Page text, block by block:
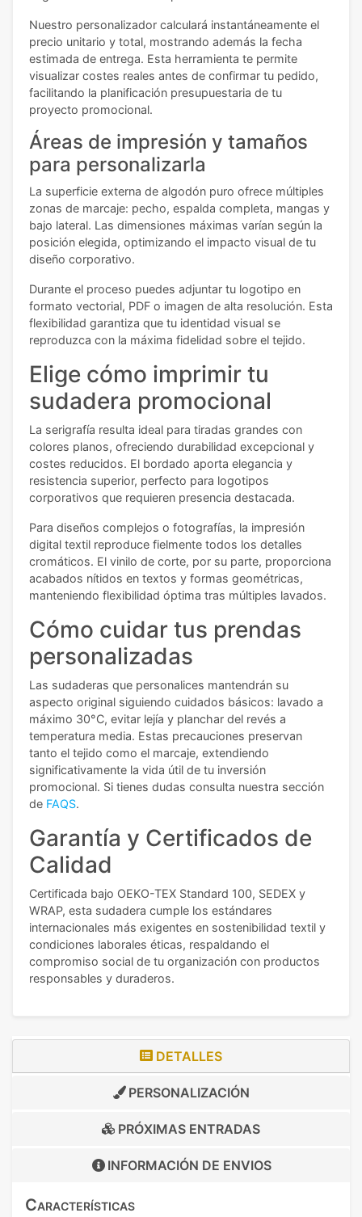
Nuestro personalizador calculará instantáneamente el
precio unitario y total, mostrando además la fecha
estimada de entrega. Esta herramienta te permite
visualizar costes reales antes de confirmar tu pedido,
facilitando la planificación presupuestaria de tu
proyecto promocional.
Áreas de impresión y tamaños
para personalizarla
La superficie externa de algodón puro ofrece múltiples
zonas de marcaje: pecho, espalda completa, mangas y
bajo lateral. Las dimensiones máximas varían según la
posición elegida, optimizando el impacto visual de tu
diseño corporativo.
Durante el proceso puedes adjuntar tu logotipo en
formato vectorial, PDF o imagen de alta resolución. Esta
flexibilidad garantiza que tu identidad visual se
reproduzca con la máxima fidelidad sobre el tejido.
Elige cómo imprimir tu
sudadera promocional
La serigrafía resulta ideal para tiradas grandes con
colores planos, ofreciendo durabilidad excepcional y
costes reducidos. El bordado aporta elegancia y
resistencia superior, perfecto para logotipos
corporativos que requieren presencia destacada.
Para diseños complejos o fotografías, la impresión
digital textil reproduce fielmente todos los detalles
cromáticos. El vinilo de corte, por su parte, proporciona
acabados nítidos en textos y formas geométricas,
manteniendo flexibilidad óptima tras múltiples lavados.
Cómo cuidar tus prendas
personalizadas
Las sudaderas que personalices mantendrán su
aspecto original siguiendo cuidados básicos: lavado a
máximo 30°C, evitar lejía y planchar del revés a
temperatura media. Estas precauciones preservan
tanto el tejido como el marcaje, extendiendo
significativamente la vida útil de tu inversión
promocional. Si tienes dudas consulta nuestra sección
de FAQS.
Garantía y Certificados de
Calidad
Certificada bajo OEKO-TEX Standard 100, SEDEX y
WRAP, esta sudadera cumple los estándares
internacionales más exigentes en sostenibilidad textil y
condiciones laborales éticas, respaldando el
compromiso social de tu organización con productos
responsables y duraderos.
DETALLES
PERSONALIZACIÓN
PRÓXIMAS ENTRADAS
INFORMACIÓN DE ENVIOS
Características